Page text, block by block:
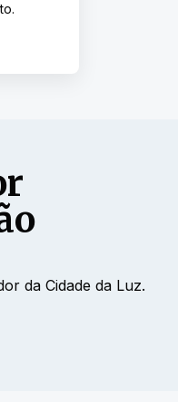
da Cidade da Luz.